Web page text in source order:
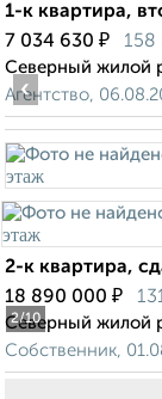
1-к квартира,
7 034 630 ₽ 158
Северный жилой
Агентство,
2/10
‹
2-к квартира,
18 890 000 ₽
Северный жилой
Собственник,